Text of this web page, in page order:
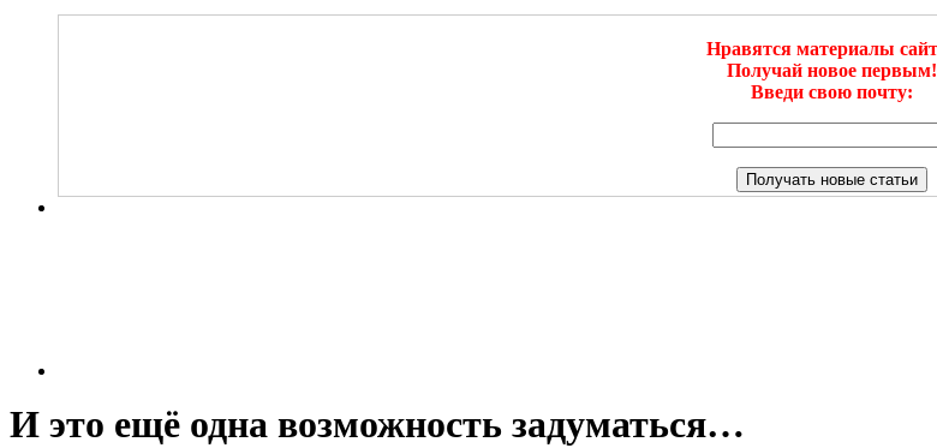
Нравятся материалы
Получай новое первым!
Введи свою почту:
И это ещё одна возможность задуматься…